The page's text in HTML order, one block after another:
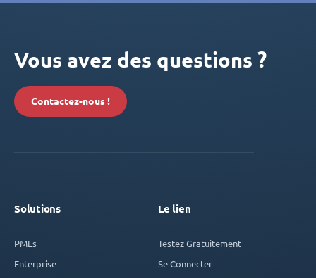
Vous avez des questions ?
Contactez-nous !
Solutions
PMEs
Enterprise
Le lien
Testez Gratuitement
Se Connecter